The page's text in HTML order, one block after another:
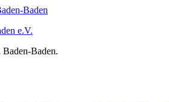
e.V.
Baden.